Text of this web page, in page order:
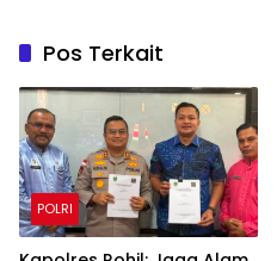
Pos Terkait
POLRI